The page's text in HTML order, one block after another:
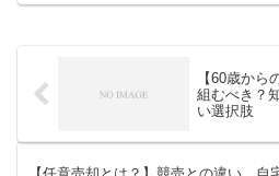
で、あなた
【60歳から
組むべき？
い選択肢